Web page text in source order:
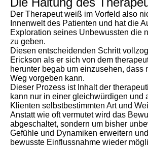
Der Therapeut weiß im Vorfeld also
Innenwelt des Patienten und hat die
Exploration seines Unbewussten die
zu geben.
Diesen entscheidenden Schritt
Erickson als er sich von dem
herunter begab um einzusehen, dass
Weg vorgeben kann.
Dieser Prozess ist Inhalt der
kann nur in einer gleichwürdigen und
Klienten selbstbestimmten Art und
Anstatt wie oft vermutet wird das
abgeschaltet, sondern um bisher
Gefühle und Dynamiken erweitern
bewusste Einflussnahme wieder